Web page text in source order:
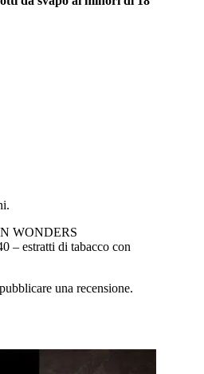
WONDERS
estratti di tabacco con
una recensione.